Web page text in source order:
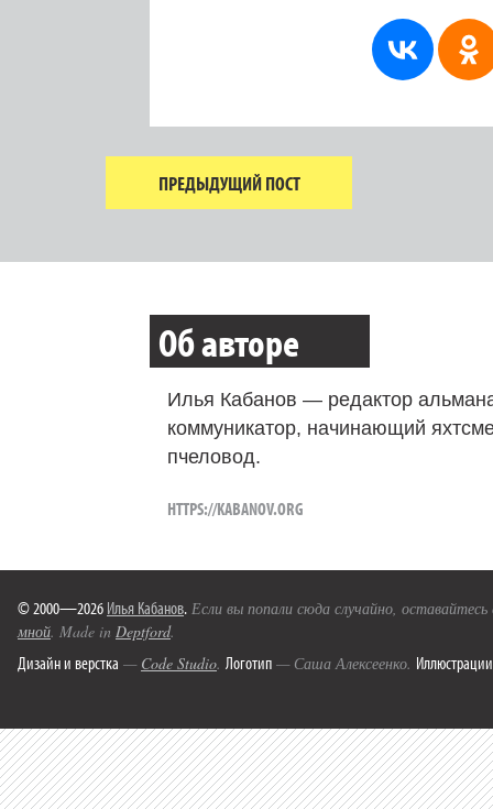
ПРЕДЫДУЩИЙ ПОСТ
Об авторе
Илья Кабанов — редактор
коммуникатор, начинающий
пчеловод.
HTTPS://KABANOV.ORG
© 2000—2026 Илья Кабанов. Если вы попали сюда случайно,
мной. Made in Deptford.
Дизайн и верстка — Code Studio. Логотип — Саша Алексеенко. Иллюстрации